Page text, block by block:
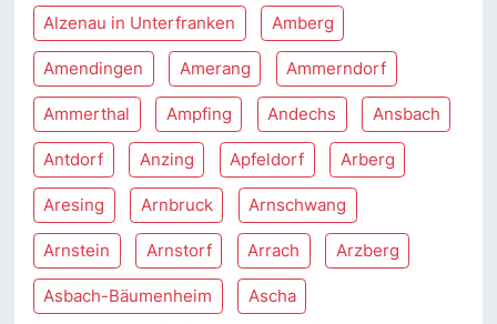
Alzenau in Unterfranken Amberg
Amendingen Amerang Ammerndorf
Ammerthal Ampfing Andechs Ansbach
Antdorf Anzing Apfeldorf Arberg
Aresing Arnbruck Arnschwang
Arnstein Arnstorf Arrach Arzberg
Asbach-Bäumenheim Ascha